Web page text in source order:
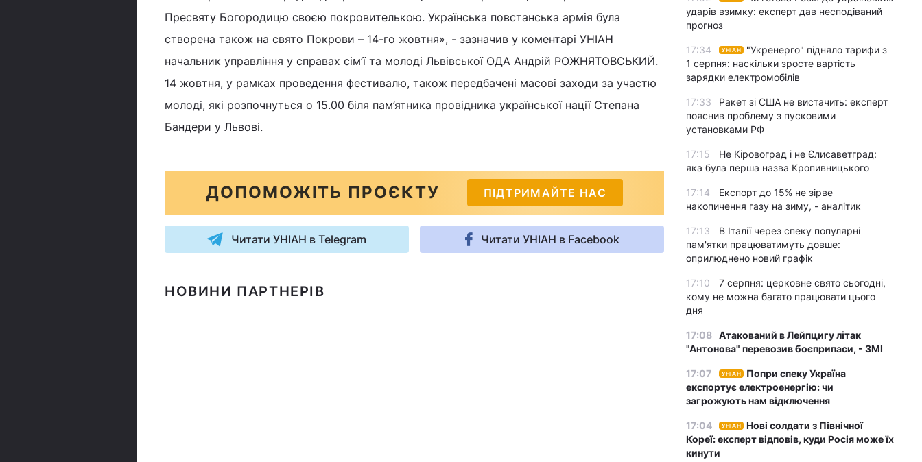
Пресвяту Богородицю своєю покровителькою. Українська повстанська армія була
створена також на свято Покрови – 14-го жовтня», - зазначив у коментарі УНІАН
начальник управління у справах сiм’ї та молодi Львівської ОДА Андрій РОЖНЯТОВСЬКИЙ.
14 жовтня, у рамках проведення фестивалю, також передбачені масові заходи за участю
молоді, які розпочнуться о 15.00 біля пам’ятника провідника української нації Степана
Бандери у Львові.
ДОПОМОЖІТЬ ПРОЄКТУ ПІДТРИМАЙТЕ НАС
Читати УНІАН в Telegram Читати УНІАН в Facebook
НОВИНИ ПАРТНЕРІВ
ударів взимку: експерт дав несподіваний
прогноз
17:34 УНІАН
"Укренерго" підняло тарифи з
1 серпня: наскільки зросте вартість
зарядки електромобілів
17:33
Ракет зі США не вистачить: експерт
пояснив проблему з пусковими
установками РФ
17:15
Не Кіровоград і не Єлисаветград:
яка була перша назва Кропивницького
17:14
Експорт до 15% не зірве
накопичення газу на зиму, - аналітик
17:13
В Італії через спеку популярні
пам'ятки працюватимуть довше:
оприлюднено новий графік
17:10
7 серпня: церковне свято сьогодні,
кому не можна багато працювати цього
дня
17:08 Атакований в Лейпцигу літак
"Антонова" перевозив боєприпаси, - ЗМІ
17:07 УНІАН
Попри спеку Україна
експортує електроенергію: чи
загрожують нам відключення
17:04 УНІАН
Нові солдати з Північної
Кореї: експерт відповів, куди Росія може їх
кинути